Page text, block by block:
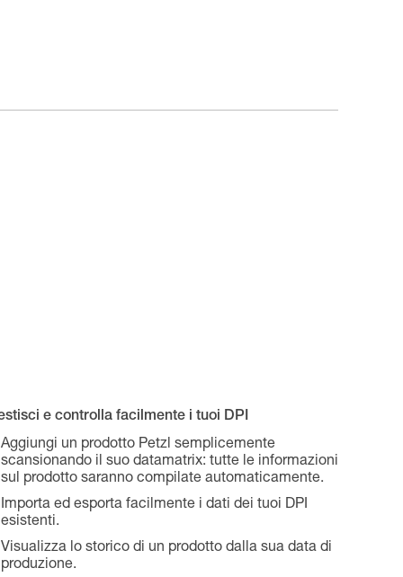
e controlla facilmente i tuoi DPI
Aggiungi un prodotto Petzl semplicemente
scansionando il suo datamatrix: tutte le informazioni
sul prodotto saranno compilate automaticamente.
Importa ed esporta facilmente i dati dei tuoi DPI
esistenti.
Visualizza lo storico di un prodotto dalla sua data di
produzione.